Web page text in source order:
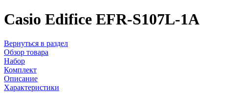
Casio Edifice EFR-S107L-1A
Вернуться в раздел
Обзор товара
Набор
Комплект
Описание
Характеристики